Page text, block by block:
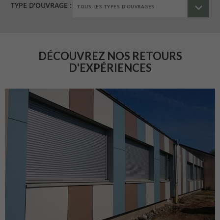
TYPE D'OUVRAGE :
DÉCOUVREZ NOS RETOURS
D'EXPÉRIENCES